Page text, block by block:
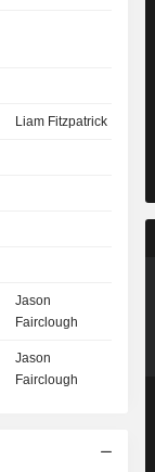
Liam Fitzpatrick
Jason
Fairclough
Jason
Fairclough